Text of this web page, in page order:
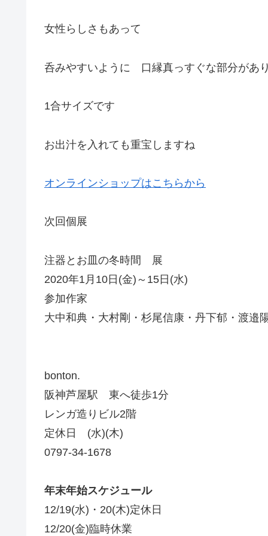
女性らしさもあって
呑みやすいように 口縁真っすぐな部分があ
1合サイズです
お出汁を入れても重宝しますね
オンラインショップはこちらから
次回個展
注器とお皿の冬時間 展
2020年1月10日(金)～15日(水)
参加作家
大中和典・大村剛・杉尾信康・丹下郁・渡邉
bonton.
阪神芦屋駅 東へ徒歩1分
レンガ造りビル2階
定休日 (水)(木)
0797-34-1678
年末年始スケジュール
12/19(水)・20(木)定休日
12/20(金)臨時休業